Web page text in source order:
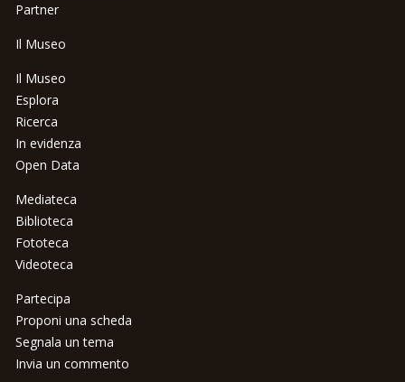
Partner
Il Museo
Il Museo
Esplora
Ricerca
In evidenza
Open Data
Mediateca
Biblioteca
Fototeca
Videoteca
Partecipa
Proponi una scheda
Segnala un tema
Invia un commento